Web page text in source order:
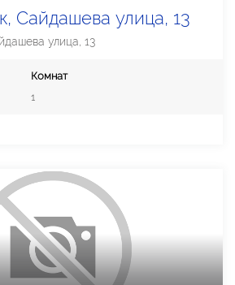
Сайдашева улица, 13
улица, 13
Комнат
1